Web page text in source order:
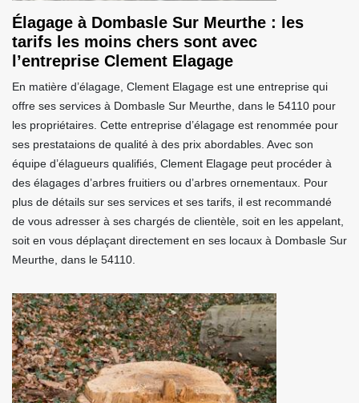
Élagage à Dombasle Sur Meurthe : les
tarifs les moins chers sont avec
l’entreprise Clement Elagage
En matière d’élagage, Clement Elagage est une entreprise qui
offre ses services à Dombasle Sur Meurthe, dans le 54110 pour
les propriétaires. Cette entreprise d’élagage est renommée pour
ses prestataions de qualité à des prix abordables. Avec son
équipe d’élagueurs qualifiés, Clement Elagage peut procéder à
des élagages d’arbres fruitiers ou d’arbres ornementaux. Pour
plus de détails sur ses services et ses tarifs, il est recommandé
de vous adresser à ses chargés de clientèle, soit en les appelant,
soit en vous déplaçant directement en ses locaux à Dombasle Sur
Meurthe, dans le 54110.